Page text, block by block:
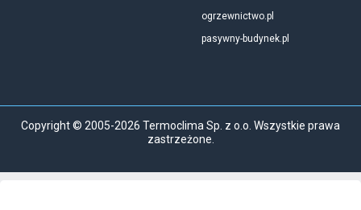
ogrzewnictwo.pl
pasywny-budynek.pl
Copyright © 2005-2026 Termoclima Sp. z o.o. Wszystkie prawa
zastrzeżone.